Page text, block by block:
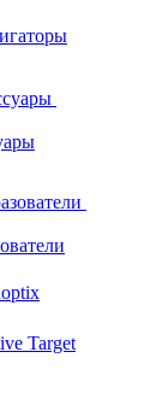
Target